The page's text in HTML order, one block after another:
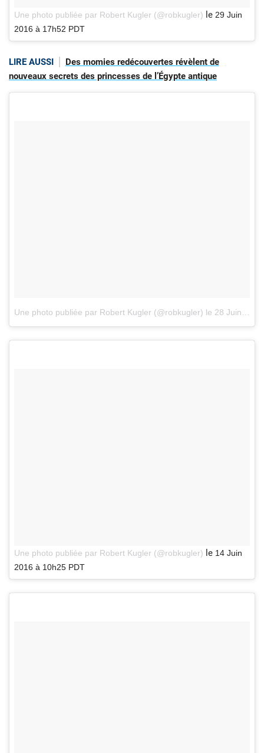
Une photo publiée par Robert Kugler (@robkugler) le 29 Juin
2016 à 17h52 PDT
LIRE AUSSI
Des momies redécouvertes révèlent de
nouveaux secrets des princesses de l’Égypte antique
Une photo publiée par Robert Kugler (@robkugler) le 28 Juin 2016 à 15h47 PDT
Une photo publiée par Robert Kugler (@robkugler) le 14 Juin
2016 à 10h25 PDT